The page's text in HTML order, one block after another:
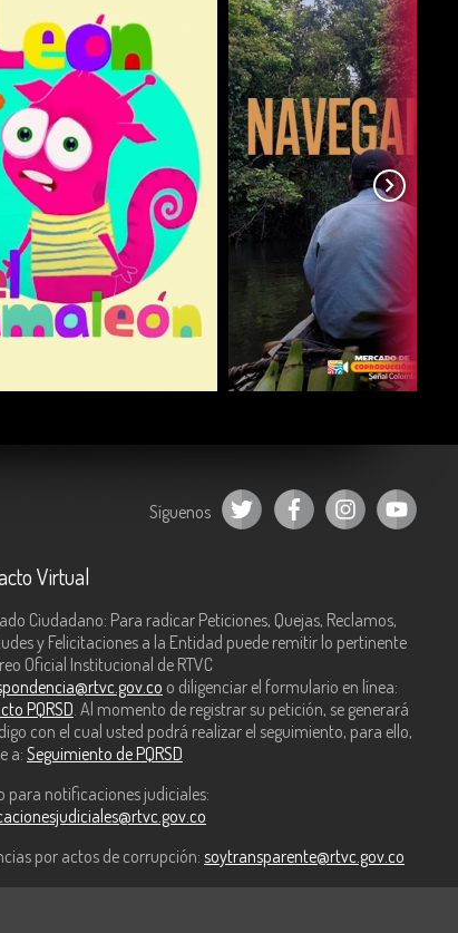
COMPARTIR
Síguenos
Virtual
Ciudadano: Para radicar Peticiones, Quejas, Reclamos,
y Felicitaciones a la Entidad puede remitir lo pertinente
Oficial Institucional de RTVC
o diligenciar el formulario en línea:
PQRSD . Al momento de registrar su petición, se generará
con el cual usted podrá realizar el seguimiento, para ello,
a:Seguimiento de PQRSD
para notificaciones judiciales:
por actos de corrupción: soytransparente@rtvc.gov.co